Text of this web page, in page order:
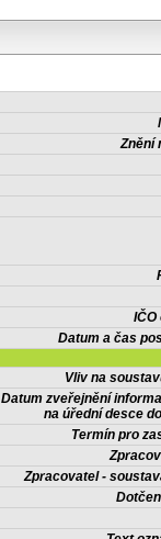
Znění
IČO
Datum a čas
Vliv na
Datum zveřejnění
na úřední desce
Termín pro
Zpracovatel -